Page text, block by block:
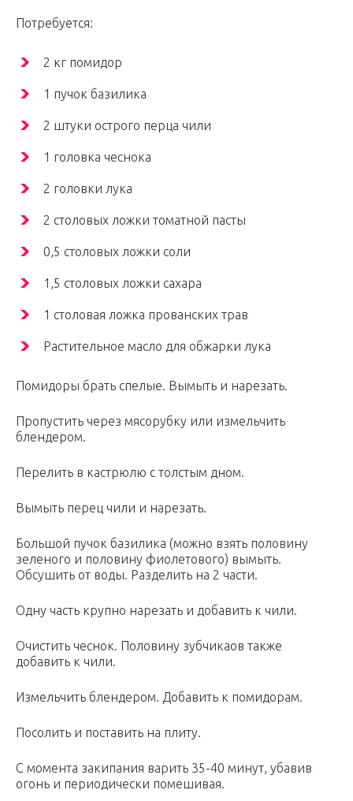
Потребуется:
2 кг помидор
1 пучок базилика
2 штуки острого перца чили
1 головка чеснока
2 головки лука
2 столовых ложки томатной пасты
0,5 столовых ложки соли
1,5 столовых ложки сахара
1 столовая ложка прованских трав
Растительное масло для обжарки лука
Помидоры брать спелые. Вымыть и нарезать.
Пропустить через мясорубку или измельчить
блендером.
Перелить в кастрюлю с толстым дном.
Вымыть перец чили и нарезать.
Большой пучок базилика (можно взять половину
зеленого и половину фиолетового) вымыть.
Обсушить от воды. Разделить на 2 части.
Одну часть крупно нарезать и добавить к чили.
Очистить чеснок. Половину зубчикаов также
добавить к чили.
Измельчить блендером. Добавить к помидорам.
Посолить и поставить на плиту.
С момента закипания варить 35-40 минут, убавив
огонь и периодически помешивая.